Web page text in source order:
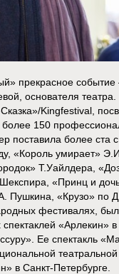
прекрасное
основателя
Kingfestival,
150
поставила более ста
«Король умирает»
Т.Уайлдера,
«Принц и
Пушкина, «Крузо» по
фестивалях,
«Арлекин»
Ее спектакль
в Санкт-Петербурге.